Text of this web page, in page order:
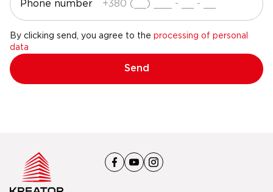
Phone number
By clicking send, you agree to the processing of personal
data
Send